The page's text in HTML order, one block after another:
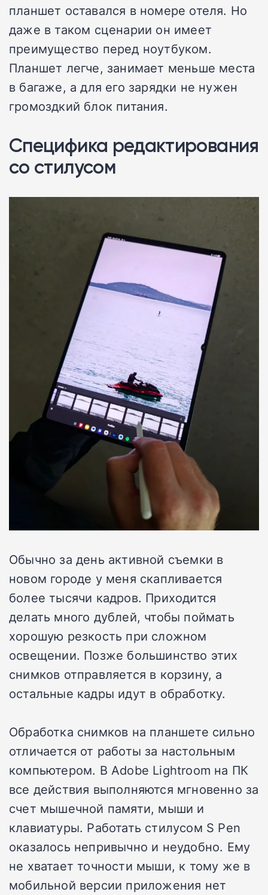
планшет оставался в номере отеля. Но
даже в таком сценарии он имеет
преимущество перед ноутбуком.
Планшет легче, занимает меньше места
в багаже, а для его зарядки не нужен
громоздкий блок питания.
Специфика редактирования
со стилусом
Обычно за день активной съемки в
новом городе у меня скапливается
более тысячи кадров. Приходится
делать много дублей, чтобы поймать
хорошую резкость при сложном
освещении. Позже большинство этих
снимков отправляется в корзину, а
остальные кадры идут в обработку.
Обработка снимков на планшете сильно
отличается от работы за настольным
компьютером. В Adobe Lightroom на ПК
все действия выполняются мгновенно за
счет мышечной памяти, мыши и
клавиатуры. Работать стилусом S Pen
оказалось непривычно и неудобно. Ему
не хватает точности мыши, к тому же в
мобильной версии приложения нет